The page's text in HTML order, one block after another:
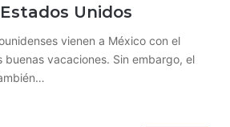
Unidos
vienen a México con el
vacaciones. Sin embargo, el